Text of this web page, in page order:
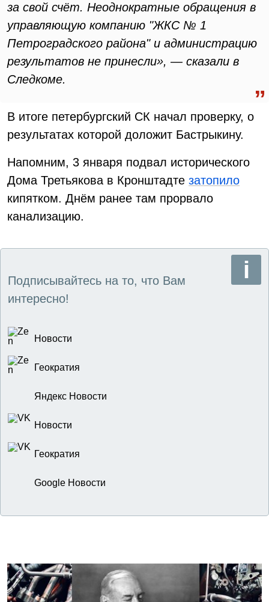
за свой счёт. Неоднократные обращения в
управляющую компанию "ЖКС № 1
Петроградского района" и администрацию
результатов не принесли», — сказали в
Следкоме.
В итоге петербургский СК начал проверку, о
результатах которой доложит Бастрыкину.
Напомним, 3 января подвал исторического
Дома Третьякова в Кронштадте затопило
кипятком. Днём ранее там прорвало
канализацию.
Подписывайтесь на то, что Вам
интересно!
Новости
Геократия
Яндекс Новости
Новости
Геократия
Google Новости